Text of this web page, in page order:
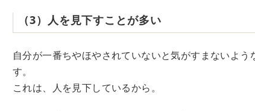
（3）人を見下すことが多い
自分が一番ちやほやされていないと気がすまないよ
す。
これは、人を見下しているから。